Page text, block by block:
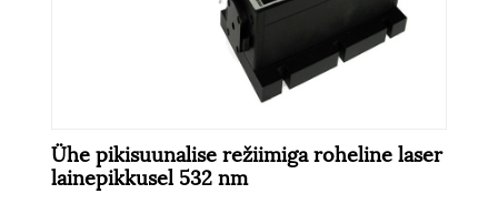
Ühe pikisuunalise režiimiga roheline laser
lainepikkusel 532 nm